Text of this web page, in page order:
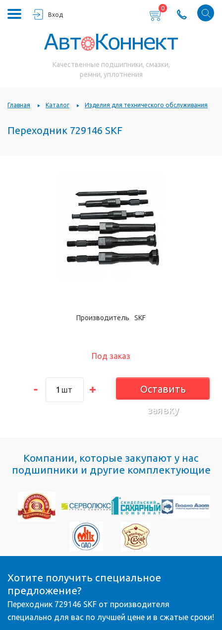
Вход
0
Качественные подшипники, смазки,
ремни, уплотнения
Главная Каталог Изделия для технического обслуживания
Переходник 729146 SKF
Под заказ
шт
Оставить
заявку
Производитель SKF
Компании, которые закупают у нас
подшипники и другие комплектующие
Хотите получить специальное
предложение?
Переходник 729146 SKF от производителя
специально для вас по лучшей цене и в сжатые сроки!